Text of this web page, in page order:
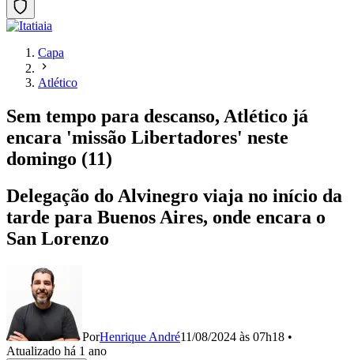
Capa
Atlético
Sem tempo para descanso, Atlético já
encara 'missão Libertadores' neste
domingo (11)
Delegação do Alvinegro viaja no início da
tarde para Buenos Aires, onde encara o
San Lorenzo
PorHenrique André11/08/2024 às 07h18 •
Atualizado há 1 ano